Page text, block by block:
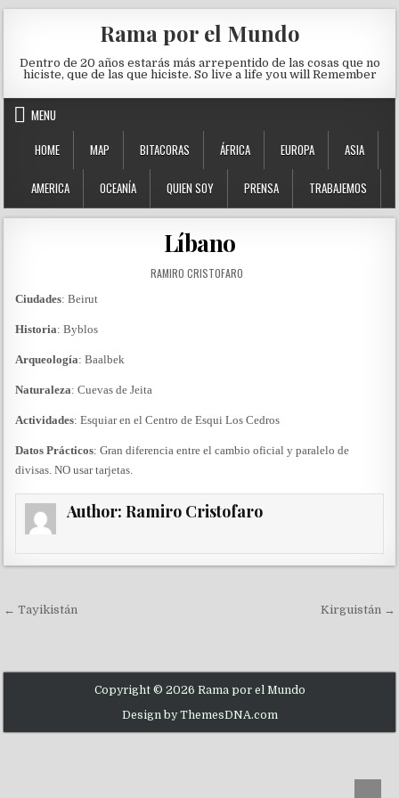
Rama por el Mundo
Dentro de 20 años estarás más arrepentido de las cosas que no
hiciste, que de las que hiciste. So live a life you will Remember
MENU
HOME
MAP BITACORAS ÁFRICA EUROPA ASIA
AMERICA OCEANÍA QUIEN SOY PRENSA TRABAJEMOS
Líbano
AUTHOR:
RAMIRO CRISTOFARO
Ciudades: Beirut
Historia: Byblos
Arqueología: Baalbek
Naturaleza: Cuevas de Jeita
Actividades: Esquiar en el Centro de Esqui Los Cedros
Datos Prácticos: Gran diferencia entre el cambio oficial y paralelo de
divisas. NO usar tarjetas.
Author:Ramiro Cristofaro
Navegación de entradas
← Tayikistán Kirguistán →
Copyright © 2026 Rama por el Mundo
Design by ThemesDNA.com